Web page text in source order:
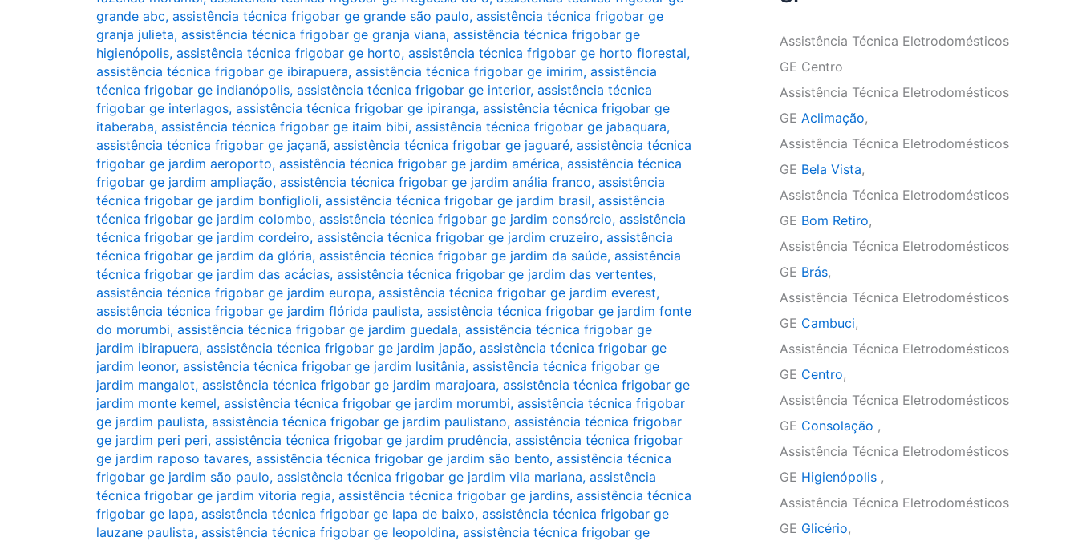
grande abc, assistência técnica frigobar ge grande são paulo, assistência técnica frigobar ge
granja julieta, assistência técnica frigobar ge granja viana, assistência técnica frigobar ge
higienópolis, assistência técnica frigobar ge horto, assistência técnica frigobar ge horto florestal,
assistência técnica frigobar ge ibirapuera, assistência técnica frigobar ge imirim, assistência
técnica frigobar ge indianópolis, assistência técnica frigobar ge interior, assistência técnica
frigobar ge interlagos, assistência técnica frigobar ge ipiranga, assistência técnica frigobar ge
itaberaba, assistência técnica frigobar ge itaim bibi, assistência técnica frigobar ge jabaquara,
assistência técnica frigobar ge jaçanã, assistência técnica frigobar ge jaguaré, assistência técnica
frigobar ge jardim aeroporto, assistência técnica frigobar ge jardim américa, assistência técnica
frigobar ge jardim ampliação, assistência técnica frigobar ge jardim anália franco, assistência
técnica frigobar ge jardim bonfiglioli, assistência técnica frigobar ge jardim brasil, assistência
técnica frigobar ge jardim colombo, assistência técnica frigobar ge jardim consórcio, assistência
técnica frigobar ge jardim cordeiro, assistência técnica frigobar ge jardim cruzeiro, assistência
técnica frigobar ge jardim da glória, assistência técnica frigobar ge jardim da saúde, assistência
técnica frigobar ge jardim das acácias, assistência técnica frigobar ge jardim das vertentes,
assistência técnica frigobar ge jardim europa, assistência técnica frigobar ge jardim everest,
assistência técnica frigobar ge jardim flórida paulista, assistência técnica frigobar ge jardim fonte
do morumbi, assistência técnica frigobar ge jardim guedala, assistência técnica frigobar ge
jardim ibirapuera, assistência técnica frigobar ge jardim japão, assistência técnica frigobar ge
jardim leonor, assistência técnica frigobar ge jardim lusitânia, assistência técnica frigobar ge
jardim mangalot, assistência técnica frigobar ge jardim marajoara, assistência técnica frigobar ge
jardim monte kemel, assistência técnica frigobar ge jardim morumbi, assistência técnica frigobar
ge jardim paulista, assistência técnica frigobar ge jardim paulistano, assistência técnica frigobar
ge jardim peri peri, assistência técnica frigobar ge jardim prudência, assistência técnica frigobar
ge jardim raposo tavares, assistência técnica frigobar ge jardim são bento, assistência técnica
frigobar ge jardim são paulo, assistência técnica frigobar ge jardim vila mariana, assistência
técnica frigobar ge jardim vitoria regia, assistência técnica frigobar ge jardins, assistência técnica
frigobar ge lapa, assistência técnica frigobar ge lapa de baixo, assistência técnica frigobar ge
lauzane paulista, assistência técnica frigobar ge leopoldina, assistência técnica frigobar ge
Assistência Técnica Eletrodomésticos
GE Centro
Assistência Técnica Eletrodomésticos
GE Aclimação,
Assistência Técnica Eletrodomésticos
GE Bela Vista,
Assistência Técnica Eletrodomésticos
GE Bom Retiro,
Assistência Técnica Eletrodomésticos
GE Brás,
Assistência Técnica Eletrodomésticos
GE Cambuci,
Assistência Técnica Eletrodomésticos
GE Centro,
Assistência Técnica Eletrodomésticos
GE Consolação ,
Assistência Técnica Eletrodomésticos
GE Higienópolis ,
Assistência Técnica Eletrodomésticos
GE Glicério,